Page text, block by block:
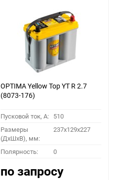
OPTIMA Yellow Top YT R 2.7
(8073-176)
Пусковой ток, A: 510
Размеры
(ДхШхВ), мм:
237x129x227
Полярность: 0
по запросу